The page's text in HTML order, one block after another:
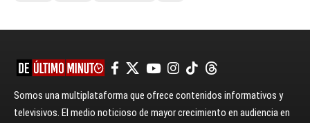
Somos una multiplataforma que ofrece contenidos informativos y
televisivos. El medio noticioso de mayor crecimiento en audiencia en